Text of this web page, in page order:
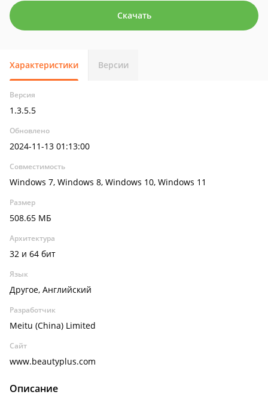
Скачать
Характеристики Версии
Версия
1.3.5.5
Обновлено
2024-11-13 01:13:00
Совместимость
Windows 7, Windows 8, Windows 10, Windows 11
Размер
508.65 МБ
Архитектура
32 и 64 бит
Язык
Другое, Английский
Разработчик
Meitu (China) Limited
Сайт
www.beautyplus.com
Описание